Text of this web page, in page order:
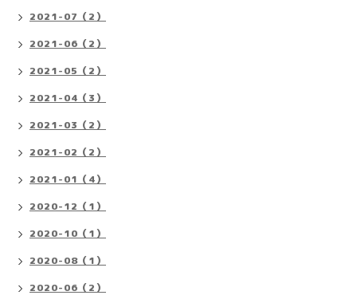
2021-07（2）
2021-06（2）
2021-05（2）
2021-04（3）
2021-03（2）
2021-02（2）
2021-01（4）
2020-12（1）
2020-10（1）
2020-08（1）
2020-06（2）